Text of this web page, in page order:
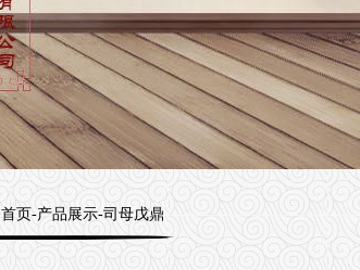
首页-产品展示-司母戊鼎